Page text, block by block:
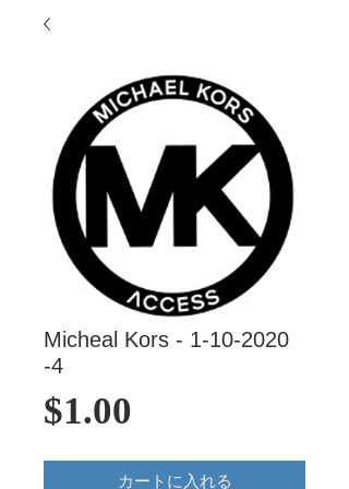
Micheal Kors - 1-10-2020
-4
$1.00
格
カートに入れる